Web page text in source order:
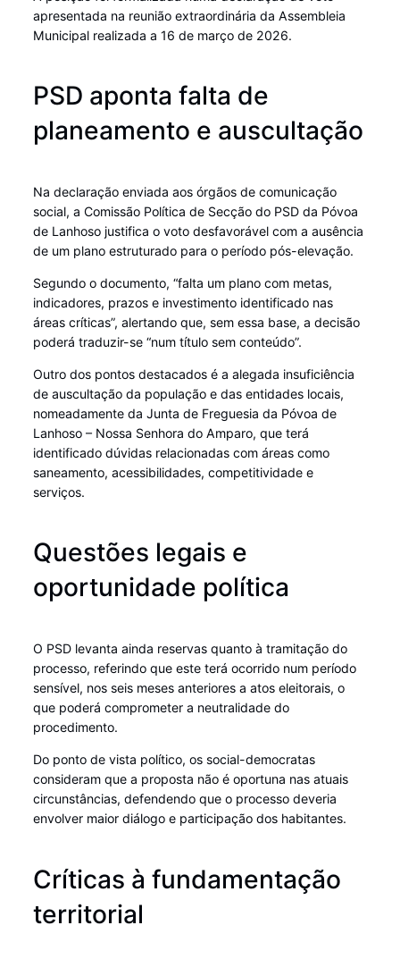
apresentada na reunião extraordinária da Assembleia
Municipal realizada a 16 de março de 2026.
PSD aponta falta de
planeamento e auscultação
Na declaração enviada aos órgãos de comunicação
social, a Comissão Política de Secção do PSD da Póvoa
de Lanhoso justifica o voto desfavorável com a ausência
de um plano estruturado para o período pós-elevação.
Segundo o documento, “falta um plano com metas,
indicadores, prazos e investimento identificado nas
áreas críticas”, alertando que, sem essa base, a decisão
poderá traduzir-se “num título sem conteúdo”.
Outro dos pontos destacados é a alegada insuficiência
de auscultação da população e das entidades locais,
nomeadamente da Junta de Freguesia da Póvoa de
Lanhoso – Nossa Senhora do Amparo, que terá
identificado dúvidas relacionadas com áreas como
saneamento, acessibilidades, competitividade e
serviços.
Questões legais e
oportunidade política
O PSD levanta ainda reservas quanto à tramitação do
processo, referindo que este terá ocorrido num período
sensível, nos seis meses anteriores a atos eleitorais, o
que poderá comprometer a neutralidade do
procedimento.
Do ponto de vista político, os social-democratas
consideram que a proposta não é oportuna nas atuais
circunstâncias, defendendo que o processo deveria
envolver maior diálogo e participação dos habitantes.
Críticas à fundamentação
territorial